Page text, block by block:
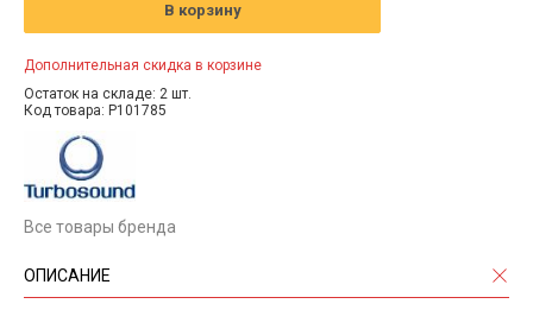
В корзину
Дополнительная скидка в корзине
Остаток на складе: 2 шт.
Код товара: P101785
Все товары бренда
ОПИСАНИЕ